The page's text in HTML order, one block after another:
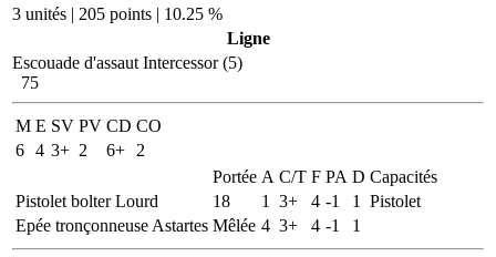
3 unités | 205 points | 10.25 %
Ligne
Escouade d'assaut Intercessor (5)
75
M E SV PV CD CO
6 4 3+ 2 6+
2
Portée A C/T F PA D Capacités
Pistolet bolter Lourd
18 1 3+ 4 -1 1
Pistolet
Epée tronçonneuse Astartes Mêlée 4 3+ 4 -1 1